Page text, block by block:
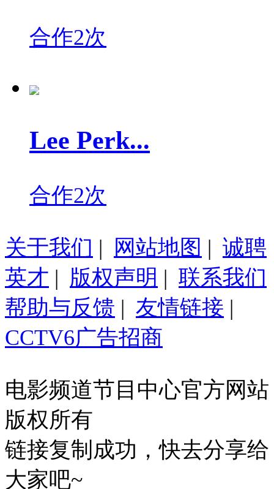
合作2次
Lee Perk...
合作2次
关于我们 | 网站地图 | 诚聘
英才 | 版权声明 | 联系我们
帮助与反馈 | 友情链接 |
CCTV6广告招商
电影频道节目中心官方网站
版权所有
链接复制成功，快去分享给
大家吧~